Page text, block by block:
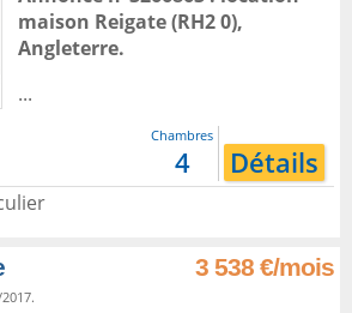
maison Reigate(RH2 0),
Angleterre.
...
Chambres
4 Détails
3 538 €/mois